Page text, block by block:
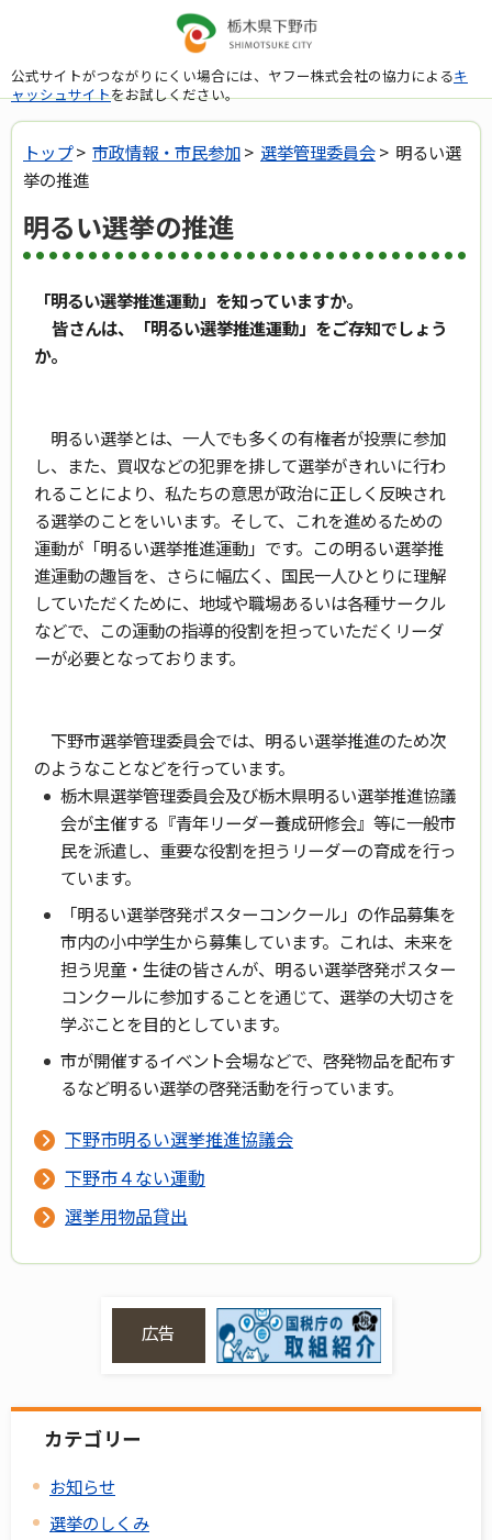
公式サイトがつながりにくい場合には、ヤフー株式会社の協力によるキ
ャッシュサイトをお試しください。
トップ> 市政情報・市民参加> 選挙管理委員会> 明るい選
挙の推進
明るい選挙の推進
「明るい選挙推進運動」を知っていますか。
皆さんは、「明るい選挙推進運動」をご存知でしょう
か。
明るい選挙とは、一人でも多くの有権者が投票に参加
し、また、買収などの犯罪を排して選挙がきれいに行わ
れることにより、私たちの意思が政治に正しく反映され
る選挙のことをいいます。そして、これを進めるための
運動が「明るい選挙推進運動」です。この明るい選挙推
進運動の趣旨を、さらに幅広く、国民一人ひとりに理解
していただくために、地域や職場あるいは各種サークル
などで、この運動の指導的役割を担っていただくリーダ
ーが必要となっております。
下野市選挙管理委員会では、明るい選挙推進のため次
のようなことなどを行っています。
栃木県選挙管理委員会及び栃木県明るい選挙推進協議
会が主催する『青年リーダー養成研修会』等に一般市
民を派遣し、重要な役割を担うリーダーの育成を行っ
ています。
「明るい選挙啓発ポスターコンクール」の作品募集を
市内の小中学生から募集しています。これは、未来を
担う児童・生徒の皆さんが、明るい選挙啓発ポスター
コンクールに参加することを通じて、選挙の大切さを
学ぶことを目的としています。
市が開催するイベント会場などで、啓発物品を配布す
るなど明るい選挙の啓発活動を行っています。
下野市明るい選挙推進協議会
下野市４ない運動
選挙用物品貸出
広告
カテゴリー
お知らせ
選挙のしくみ